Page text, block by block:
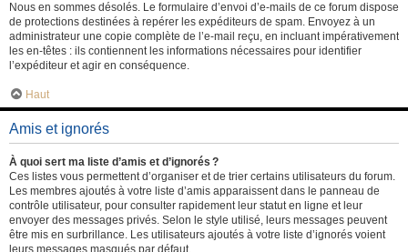
Nous en sommes désolés. Le formulaire d’envoi d’e-mails de ce forum dispose
de protections destinées à repérer les expéditeurs de spam. Envoyez à un
administrateur une copie complète de l’e-mail reçu, en incluant impérativement
les en-têtes : ils contiennent les informations nécessaires pour identifier
l’expéditeur et agir en conséquence.
Haut
Amis et ignorés
À quoi sert ma liste d’amis et d’ignorés ?
Ces listes vous permettent d’organiser et de trier certains utilisateurs du forum.
Les membres ajoutés à votre liste d’amis apparaissent dans le panneau de
contrôle utilisateur, pour consulter rapidement leur statut en ligne et leur
envoyer des messages privés. Selon le style utilisé, leurs messages peuvent
être mis en surbrillance. Les utilisateurs ajoutés à votre liste d’ignorés voient
leurs messages masqués par défaut.